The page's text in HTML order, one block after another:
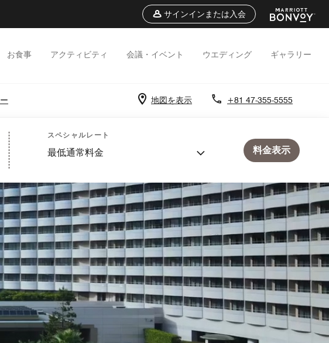
サインインまたは入会
お食事 アクティビティ 会議・イベント ウエディング ギャラリー
地図を表示 +81 47-355-5555
スペシャルレート
最低通常料金 料金表示